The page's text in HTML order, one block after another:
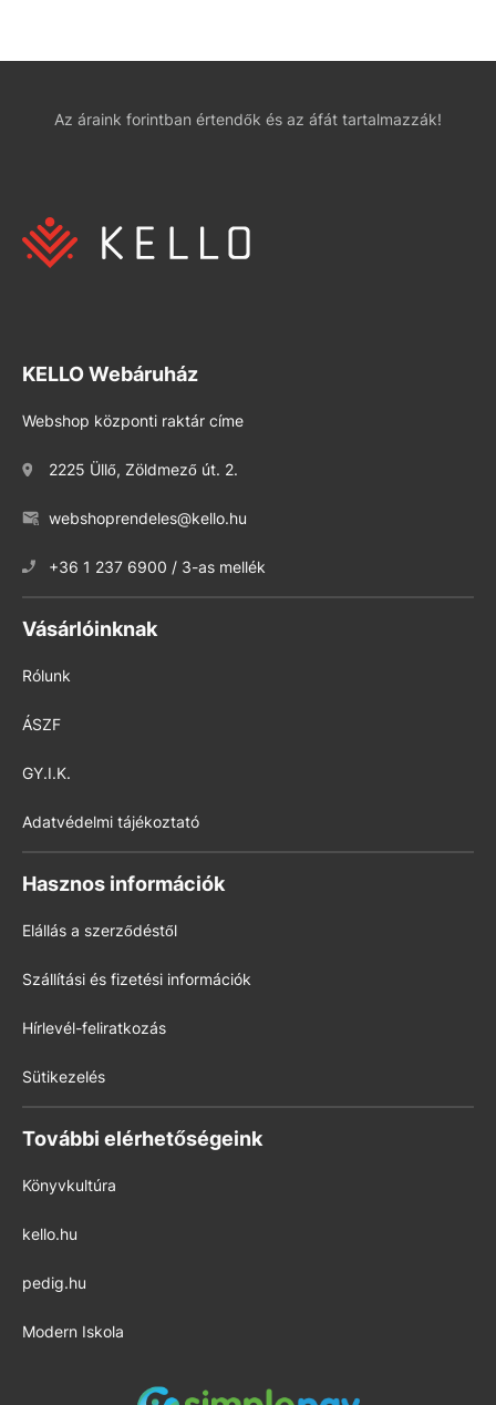
Az áraink forintban értendők és az áfát tartalmazzák!
KELLO Webáruház
Webshop központi raktár címe
2225 Üllő, Zöldmező út. 2.
webshoprendeles@kello.hu
+36 1 237 6900 / 3-as mellék
Vásárlóinknak
Rólunk
ÁSZF
GY.I.K.
Adatvédelmi tájékoztató
Hasznos információk
Elállás a szerződéstől
Szállítási és fizetési információk
Hírlevél-feliratkozás
Sütikezelés
További elérhetőségeink
Könyvkultúra
kello.hu
pedig.hu
Modern Iskola